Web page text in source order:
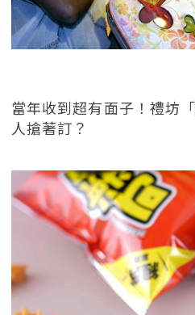
當年收到超有面子！禮坊
人搶著訂？